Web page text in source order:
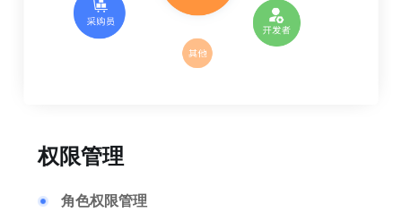
权限管理
角色权限管理